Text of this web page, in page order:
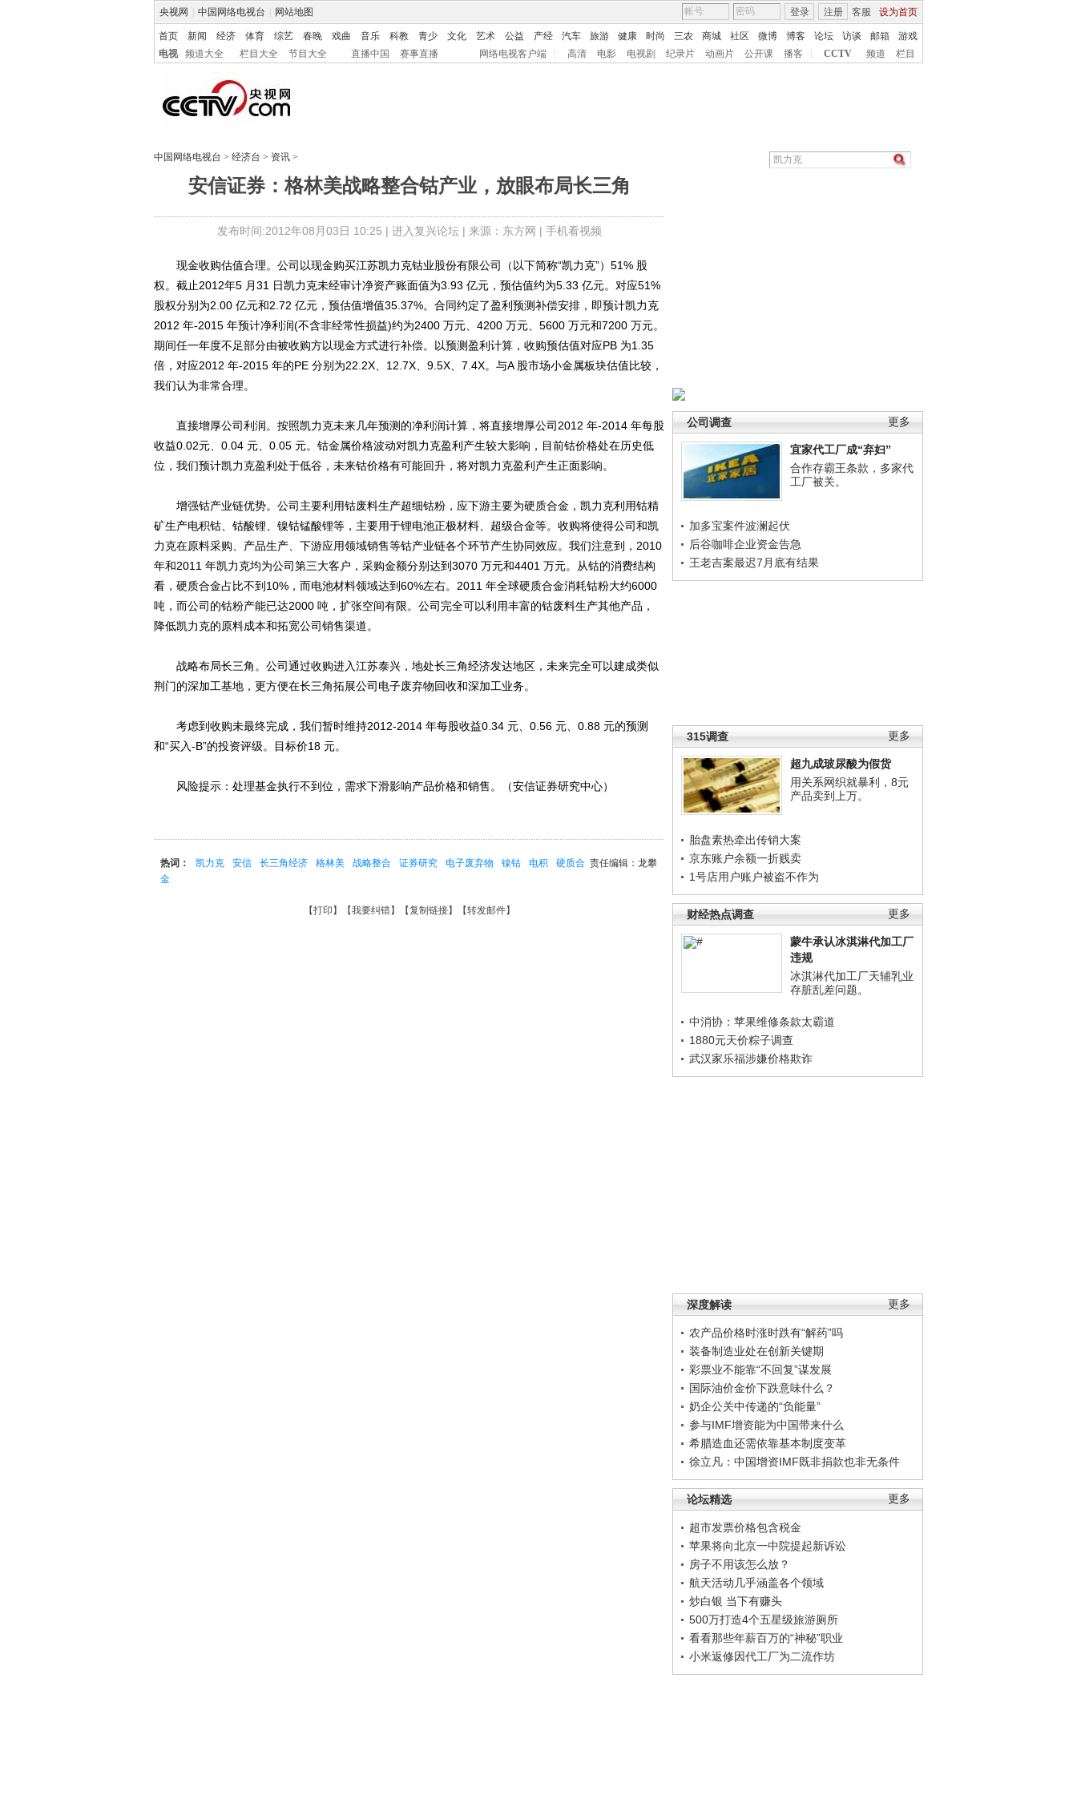
央视网 中国网络电视台 网站地图 客服 设为首页
登录 注册
首页 新闻 经济 体育 综艺 春晚 戏曲 音乐 科教 青少 文化 艺术 公益 产经 汽车 旅游 健康 时尚 三农 商城 社区 微博 博客 论坛 访谈 邮箱
游戏
电视
频道大全 栏目大全 节目大全 直播中国 赛事直播 网络电视客户端 高清 电影 电视剧 纪录片 动画片 公开课 播客 CCTV 频道 栏目
中国网络电视台 > 经济台 > 资讯 >
安信证券：格林美战略整合钴产业，放眼布局长三角
发布时间:2012年08月03日 10:25 | 进入复兴论坛| 来源：东方网 | 手机看视频
更多
公司调查
宜家代工厂成“弃妇”
合作存霸王条款，多家代
工厂被关。
加多宝案件波澜起伏
后谷咖啡企业资金告急
王老吉案最迟7月底有结果
更多
315调查
超九成玻尿酸为假货
用关系网织就暴利，8元
产品卖到上万。
胎盘素热牵出传销大案
京东账户余额一折贱卖
1号店用户账户被盗不作为
更多
财经热点调查
蒙牛承认冰淇淋代加工厂
违规
冰淇淋代加工厂天辅乳业
存脏乱差问题。
中消协：苹果维修条款太霸道
1880元天价粽子调查
武汉家乐福涉嫌价格欺诈
更多
深度解读
农产品价格时涨时跌有“解药”吗
装备制造业处在创新关键期
彩票业不能靠“不回复”谋发展
国际油价金价下跌意味什么？
奶企公关中传递的“负能量”
参与IMF增资能为中国带来什么
希腊造血还需依靠基本制度变革
徐立凡：中国增资IMF既非捐款也非无条件
更多
论坛精选
超市发票价格包含税金
苹果将向北京一中院提起新诉讼
房子不用该怎么放？
航天活动几乎涵盖各个领域
炒白银 当下有赚头
500万打造4个五星级旅游厕所
看看那些年薪百万的“神秘”职业
小米返修因代工厂为二流作坊
现金收购估值合理。公司以现金购买江苏凯力克钴业股份有限公司（以下简称“凯力克”）51% 股
权。截止2012年5 月31 日凯力克未经审计净资产账面值为3.93 亿元，预估值约为5.33 亿元。对应51%
股权分别为2.00 亿元和2.72 亿元，预估值增值35.37%。合同约定了盈利预测补偿安排，即预计凯力克
2012 年-2015 年预计净利润(不含非经常性损益)约为2400 万元、4200 万元、5600 万元和7200 万元。
期间任一年度不足部分由被收购方以现金方式进行补偿。以预测盈利计算，收购预估值对应PB 为1.35
倍，对应2012 年-2015 年的PE 分别为22.2X、12.7X、9.5X、7.4X。与A 股市场小金属板块估值比较，
我们认为非常合理。
直接增厚公司利润。按照凯力克未来几年预测的净利润计算，将直接增厚公司2012 年-2014 年每股
收益0.02元、0.04 元、0.05 元。钴金属价格波动对凯力克盈利产生较大影响，目前钴价格处在历史低
位，我们预计凯力克盈利处于低谷，未来钴价格有可能回升，将对凯力克盈利产生正面影响。
增强钴产业链优势。公司主要利用钴废料生产超细钴粉，应下游主要为硬质合金，凯力克利用钴精
矿生产电积钴、钴酸锂、镍钴锰酸锂等，主要用于锂电池正极材料、超级合金等。收购将使得公司和凯
力克在原料采购、产品生产、下游应用领域销售等钴产业链各个环节产生协同效应。我们注意到，2010
年和2011 年凯力克均为公司第三大客户，采购金额分别达到3070 万元和4401 万元。从钴的消费结构
看，硬质合金占比不到10%，而电池材料领域达到60%左右。2011 年全球硬质合金消耗钴粉大约6000
吨，而公司的钴粉产能已达2000 吨，扩张空间有限。公司完全可以利用丰富的钴废料生产其他产品，
降低凯力克的原料成本和拓宽公司销售渠道。
战略布局长三角。公司通过收购进入江苏泰兴，地处长三角经济发达地区，未来完全可以建成类似
荆门的深加工基地，更方便在长三角拓展公司电子废弃物回收和深加工业务。
考虑到收购未最终完成，我们暂时维持2012-2014 年每股收益0.34 元、0.56 元、0.88 元的预测
和“买入-B”的投资评级。目标价18 元。
风险提示：处理基金执行不到位，需求下滑影响产品价格和销售。（安信证券研究中心）
责任编辑：龙攀
热词： 凯力克 安信 长三角经济 格林美 战略整合 证券研究 电子废弃物 镍钴 电积
硬质合
金
【打印 】【我要纠错】【复制链接】【转发邮件】